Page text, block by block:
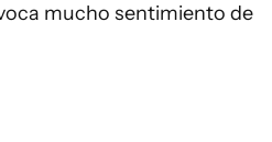
mucho sentimiento de